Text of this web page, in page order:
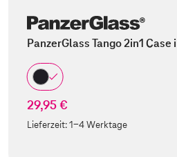
PanzerGlass Tango 2in1 Case
29,95 €
Lieferzeit:1-4 Werktage